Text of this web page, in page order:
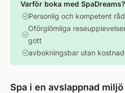
Varför boka med SpaDreams?
Personlig och kompetent
Oförglömliga
gott
avbokningsbar utan kostnad
Spa i en avslappnad miljö